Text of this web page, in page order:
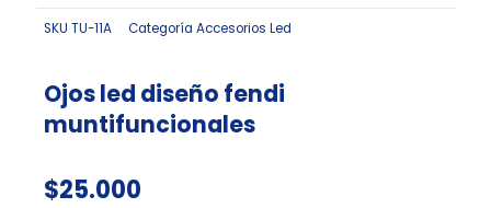
SKU TU-11A Categoría Accesorios Led
Ojos led diseño fendi
muntifuncionales
$25.000